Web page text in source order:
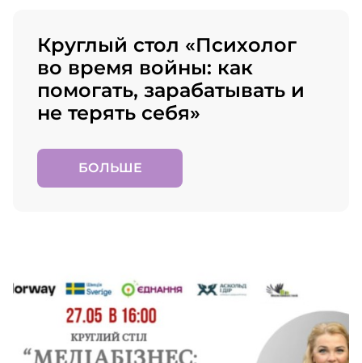
Круглый стол «Психолог
во время войны: как
помогать, зарабатывать и
не терять себя»
БОЛЬШЕ